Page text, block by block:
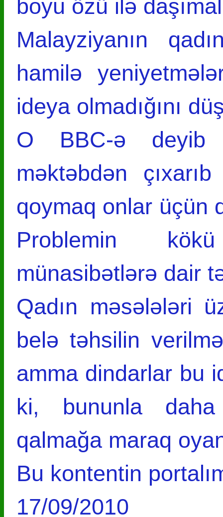
boyu özü ilə
Malayziyanın
hamilə
ideya olmadığını
O BBC-ə deyib
məktəbdən
qoymaq onlar üçün
Problemin
münasibətlərə dair
Qadın məsələləri
belə təhsilin
amma dindarlar bu
ki, bununla
qalmağa maraq
Bu kontentin
17/09/2010